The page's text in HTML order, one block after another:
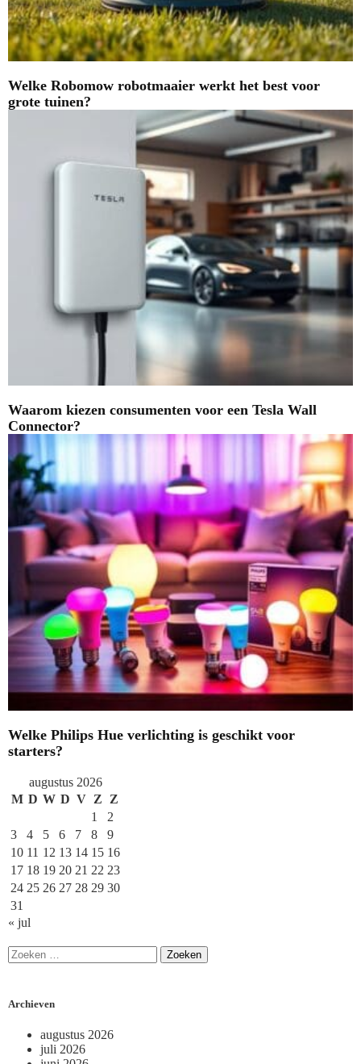
Welke Robomow robotmaaier werkt het best voor
grote tuinen?
Waarom kiezen consumenten voor een Tesla Wall
Connector?
Welke Philips Hue verlichting is geschikt voor
starters?
augustus 2026
M D W D V Z
Z
1
2
3
4 5 6 7 8
9
10 11 12 13 14 15 16
17 18 19 20 21 22 23
24 25 26 27 28 29 30
31
« jul
Archieven
augustus 2026
juli 2026